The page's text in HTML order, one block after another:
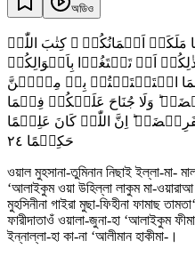
অডিও
مَلَکَتۡ اَیۡمَانُکُمۡ ۚ کِتٰبَ اللّٰہِ
اَنۡ تَبۡتَغُوۡا بِاَمۡوَالِکُمۡ
اسۡتَمۡتَعۡتُمۡ بِہٖ مِنۡہُنَّ
وَلَا جُنَاحَ عَلَیۡکُمۡ فِیۡمَا
اِنَّ اللّٰہَ کَانَ عَلِیۡمًا
حَکِیۡمًا ٢٤
ওয়াল মুহসানা-তুমিনান নিছাই ইল্লা-মা-
‘আলাইকুম ওয়া উহিল্লা লাকুম মা-
মুহসিনীনা গাইরা মুছা-ফিহীনা ফামাছ
ফারীদাতাওঁ ওয়ালা-জুনা-হা ‘আলাইকুম ফীমা-
ইন্নাল্লা-হা কা-না ‘আলীমান হাকীমা-।